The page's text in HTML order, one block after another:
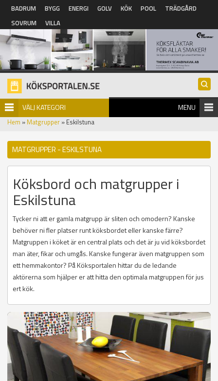
Hoppa till huvudinnehåll
BADRUM BYGG ENERGI GOLV KÖK POOL
TRÄDGÅRD
SOVRUM
VILLA
VÄLJ KATEGORI MENU
Hem » Matgrupper » Eskilstuna
MATGRUPPER - ESKILSTUNA
Köksbord och matgrupper i
Eskilstuna
Tycker ni att er gamla matgrupp är sliten och omodern? Kanske
behöver ni fler platser runt köksbordet eller kanske färre?
Matgruppen i köket är en central plats och det är ju vid köksbordet
man äter, fikar och umgås. Kanske fungerar även matgruppen som
ett hemmakontor? På Köksportalen hittar du de ledande
aktörerna som hjälper er att hitta den optimala matgruppen för jus
ert kök.